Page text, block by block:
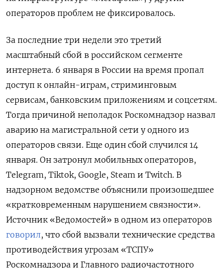
операторов проблем не фиксировалось.
За последние три недели это третий
масштабный сбой в российском сегменте
интернета. 6 января в России на время пропал
доступ к онлайн-играм, стриминговым
сервисам, банковским приложениям и соцсетям.
Тогда причиной неполадок Роскомнадзор назвал
аварию на магистральной сети у одного из
операторов связи. Еще один сбой случился 14
января. Он затронул мобильных операторов,
Telegram, Tiktok, Google, Steam и Twitch. В
надзорном ведомстве объяснили произошедшее
«кратковременным нарушением связности».
Источник «Ведомостей» в одном из операторов
говорил, что сбой вызвали технические средства
противодействия угрозам «ТСПУ»
Роскомнадзора и Главного радиочастотного